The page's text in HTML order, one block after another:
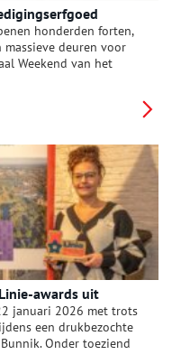
honderden forten,
deuren voor
Weekend van het
Stichting Forten
awards uit
januari 2026 met trots
een drukbezochte
Onder toeziend